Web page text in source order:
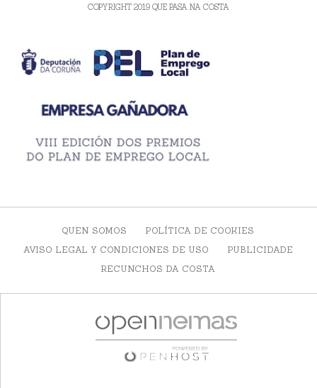
COPYRIGHT 2019 QUE PASA NA COSTA
QUEN SOMOS
POLÍTICA DE COOKIES
AVISO LEGAL Y CONDICIONES DE USO
PUBLICIDADE
RECUNCHOS DA COSTA